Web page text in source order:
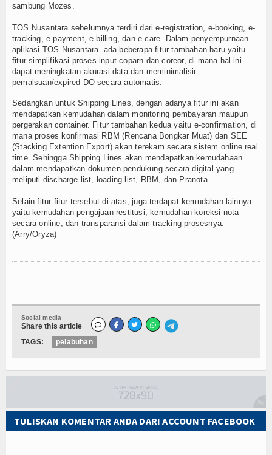
sambung Mozes.
TOS Nusantara sebelumnya terdiri dari e-registration, e-booking, e-
tracking, e-payment, e-billing, dan e-care. Dalam penyempurnaan
aplikasi TOS Nusantara ada beberapa fitur tambahan baru yaitu
fitur simplifikasi proses input coparn dan coreor, di mana hal ini
dapat meningkatan akurasi data dan meminimalisir
pemalsuan/expired DO secara automatis.
Sedangkan untuk Shipping Lines, dengan adanya fitur ini akan
mendapatkan kemudahan dalam monitoring pembayaran maupun
pergerakan container. Fitur tambahan kedua yaitu e-confirmation, di
mana proses konfirmasi RBM (Rencana Bongkar Muat) dan SEE
(Stacking Extention Export) akan terekam secara sistem online real
time. Sehingga Shipping Lines akan mendapatkan kemudahaan
dalam mendapatkan dokumen pendukung secara digital yang
meliputi discharge list, loading list, RBM, dan Pranota.
Selain fitur-fitur tersebut di atas, juga terdapat kemudahan lainnya
yaitu kemudahan pengajuan restitusi, kemudahan koreksi nota
secara online, dan transparansi dalam tracking prosesnya.
(Arry/Oryza)
Social media
Share this article
TAGS:
pelabuhan
TULISKAN KOMENTAR ANDA DARI ACCOUNT FACEBOOK